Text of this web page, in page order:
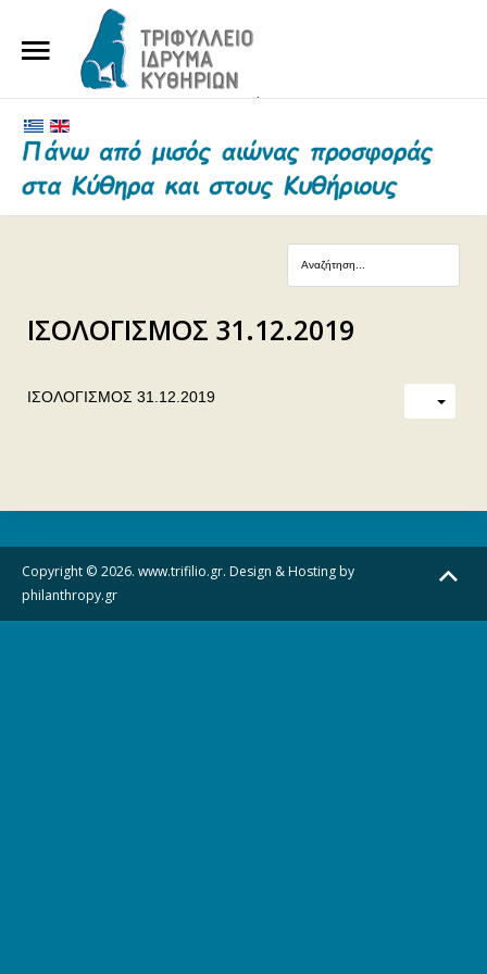
ΤΟ ΙΔΡΥΜΑ
ΕΥΕΡΓΕΤΕΣ ΚΑΙ ΔΩΡΗΤΕΣ
ΕΠΙΚΟΙΝΩΝΙΑ
ΙΣΟΛΟΓΙΣΜΟΣ 31.12.2019
ΙΣΟΛΟΓΙΣΜΟΣ 31.12.2019
Copyright © 2026. www.trifilio.gr. Design & Hosting by
philanthropy.gr